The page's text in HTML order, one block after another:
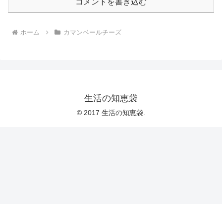
ホーム カマンベールチーズ
生活の知恵袋
© 2017 生活の知恵袋.